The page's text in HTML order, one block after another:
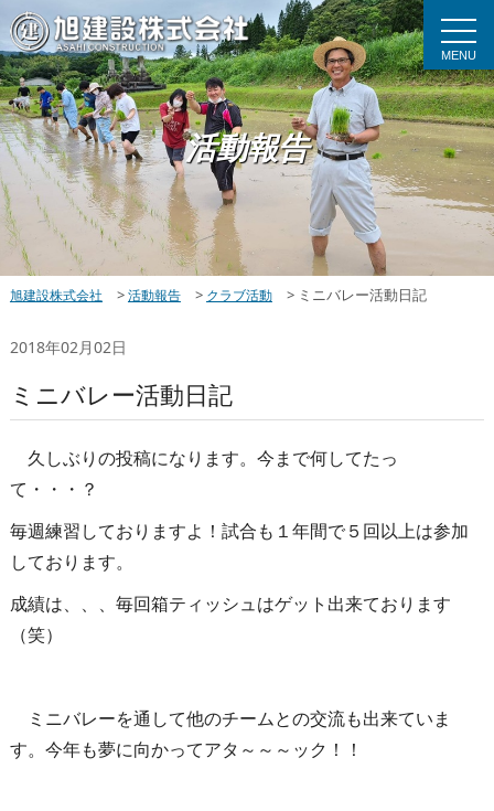
MENU
活動報告
旭建設株式会社 > 活動報告 > クラブ活動 > ミニバレー活動日記
2018年02月02日
ミニバレー活動日記
久しぶりの投稿になります。今まで何してたっ
て・・・？
毎週練習しておりますよ！試合も１年間で５回以上は参加
しております。
成績は、、、毎回箱ティッシュはゲット出来ております
（笑）
ミニバレーを通して他のチームとの交流も出来ていま
す。今年も夢に向かってアタ～～～ック！！